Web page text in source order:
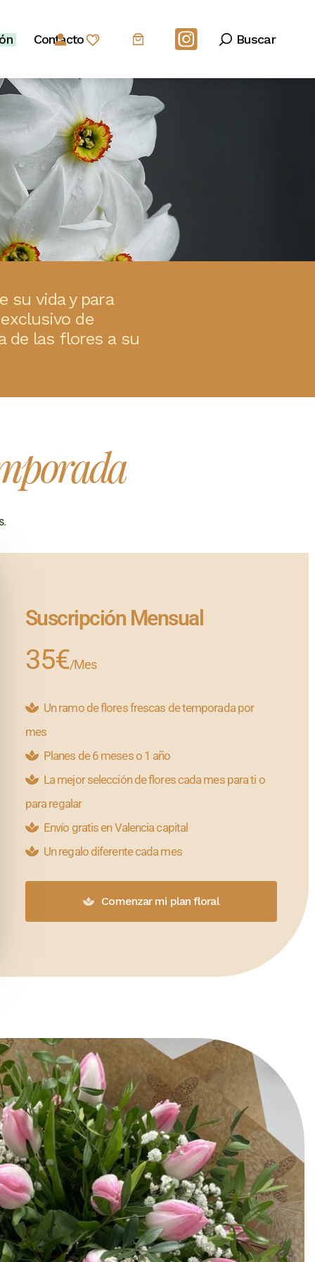
Contacto
su vida y para
de
de las flores a su
Suscripción Mensual
35€/Mes
Un ramo de flores frescas de temporada por
mes
Planes de 6 meses o 1 año
La mejor selección de flores cada mes para ti o
para regalar
Envío gratis en Valencia capital
Un regalo diferente cada mes
Comenzar mi plan floral